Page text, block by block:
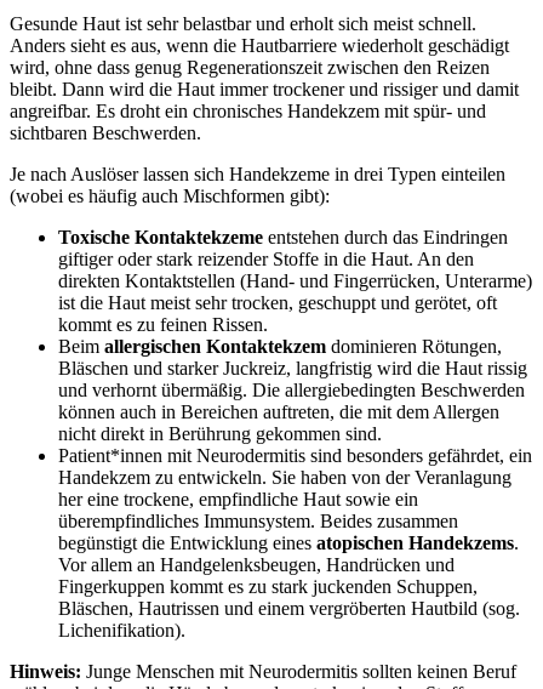
Gesunde Haut ist sehr belastbar und erholt sich meist schnell.
Anders sieht es aus, wenn die Hautbarriere wiederholt geschädigt
wird, ohne dass genug Regenerationszeit zwischen den Reizen
bleibt. Dann wird die Haut immer trockener und rissiger und damit
angreifbar. Es droht ein chronisches Handekzem mit spür- und
sichtbaren Beschwerden.
Je nach Auslöser lassen sich Handekzeme in drei Typen einteilen
(wobei es häufig auch Mischformen gibt):
Toxische Kontaktekzeme entstehen durch das Eindringen
giftiger oder stark reizender Stoffe in die Haut. An den
direkten Kontaktstellen (Hand- und Fingerrücken, Unterarme)
ist die Haut meist sehr trocken, geschuppt und gerötet, oft
kommt es zu feinen Rissen.
Beim allergischen Kontaktekzem dominieren Rötungen,
Bläschen und starker Juckreiz, langfristig wird die Haut rissig
und verhornt übermäßig. Die allergiebedingten Beschwerden
können auch in Bereichen auftreten, die mit dem Allergen
nicht direkt in Berührung gekommen sind.
Patient*innen mit Neurodermitis sind besonders gefährdet, ein
Handekzem zu entwickeln. Sie haben von der Veranlagung
her eine trockene, empfindliche Haut sowie ein
überempfindliches Immunsystem. Beides zusammen
begünstigt die Entwicklung eines atopischen Handekzems.
Vor allem an Handgelenksbeugen, Handrücken und
Fingerkuppen kommt es zu stark juckenden Schuppen,
Bläschen, Hautrissen und einem vergröberten Hautbild (sog.
Lichenifikation).
Hinweis: Junge Menschen mit Neurodermitis sollten keinen Beruf